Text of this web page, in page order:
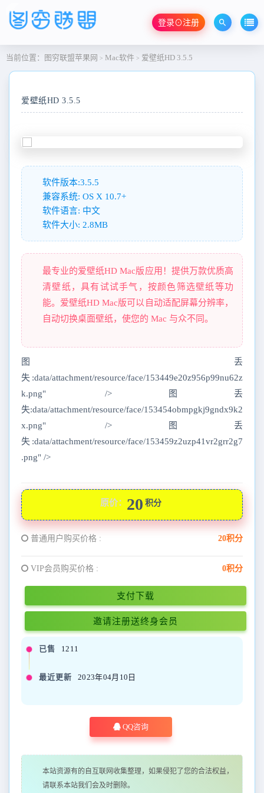
登录⊙注册
当前位置： 图穷联盟苹果网 > Mac软件 > 爱壁纸HD 3.5.5
爱壁纸HD 3.5.5
软件版本:3.5.5
兼容系统: OS X 10.7+
软件语言: 中文
软件大小: 2.8MB
最专业的爱壁纸HD Mac版应用！提供万款优质高
清壁纸，具有试试手气，按颜色筛选壁纸等功
能。爱壁纸HD Mac版可以自动适配屏幕分辨率，
自动切换桌面壁纸，使您的 Mac 与众不同。
图丢
失:data/attachment/resource/face/153449e20z956p99nu62z
k.png" />图丢
失:data/attachment/resource/face/153454obmpgkj9gndx9k2
x.png" />图丢
失:data/attachment/resource/face/153459z2uzp41vr2grr2g7
.png" />
原价： 20 积分
普通用户购买价格 : 20积分
VIP会员购买价格 : 0积分
支付下载
邀请注册送终身会员
已售 1211
最近更新 2023年04月10日
QQ咨询
本站资源有的自互联网收集整理，如果侵犯了您的合法权益，
请联系本站我们会及时删除。